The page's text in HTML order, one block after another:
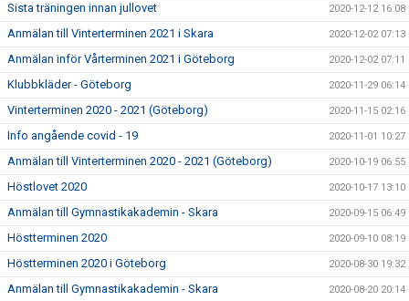
Sista träningen innan jullovet 2020-12-12 16:08
Anmälan till Vinterterminen 2021 i Skara 2020-12-02 07:13
Anmälan inför Vårterminen 2021 i Göteborg 2020-12-02 07:11
Klubbkläder - Göteborg 2020-11-29 06:14
Vinterterminen 2020 - 2021 (Göteborg) 2020-11-15 02:16
Info angående covid - 19 2020-11-01 10:27
Anmälan till Vinterterminen 2020 - 2021 (Göteborg) 2020-10-19 06:55
Höstlovet 2020 2020-10-17 13:10
Anmälan till Gymnastikakademin - Skara 2020-09-15 06:49
Höstterminen 2020 2020-09-10 08:19
Höstterminen 2020 i Göteborg 2020-08-30 19:32
Anmälan till Gymnastikakademin - Skara 2020-08-20 20:14